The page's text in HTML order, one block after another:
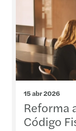
15 abr 2026
Reforma
Código